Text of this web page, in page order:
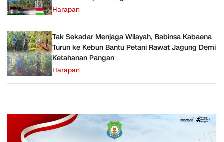
Harapan
Tak Sekadar Menjaga Wilayah, Babinsa Kabaena
Turun ke Kebun Bantu Petani Rawat Jagung Demi
Ketahanan Pangan
Harapan